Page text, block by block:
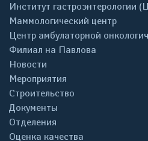
Институт гастроэнтерологии
Маммологический центр
Центр амбулаторной
Филиал на Павлова
Новости
Мероприятия
Строительство
Документы
Отделения
Оценка качества